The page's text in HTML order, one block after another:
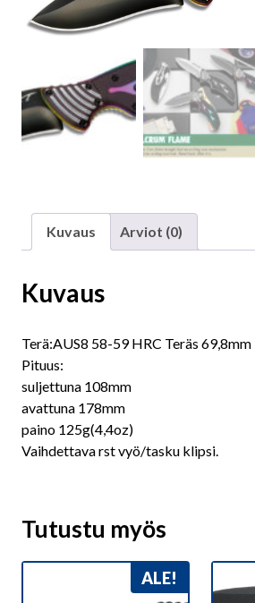
Kuvaus Arviot (0)
Kuvaus
Terä:AUS8 58-59 HRC Teräs 69,8mm
Pituus:
suljettuna 108mm
avattuna 178mm
paino 125g(4,4oz)
Vaihdettava rst vyö/tasku klipsi.
Tutustu myös
ALE!